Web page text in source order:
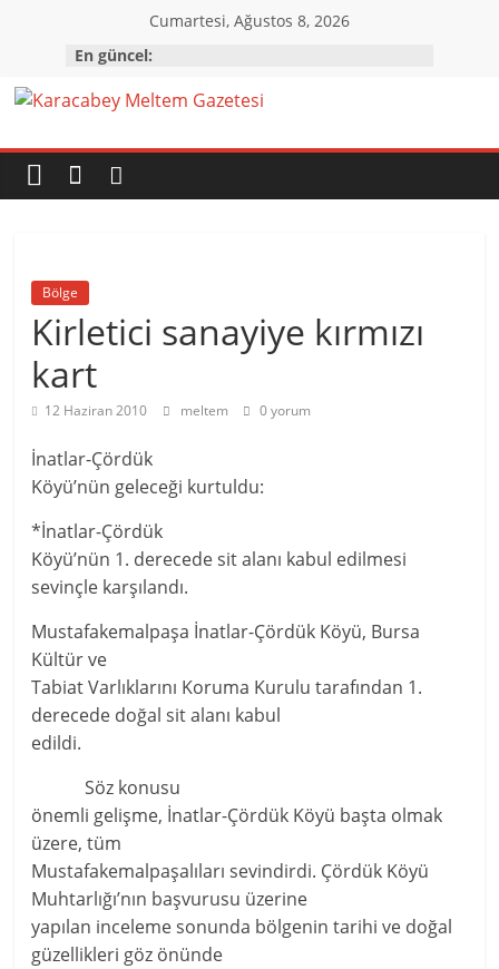
Cumartesi, Ağustos 8, 2026
En güncel:
Karacabey
Meltem
Karacabey'in
gözü,
kulağı,
dili…
Bölge
Kirletici sanayiye kırmızı
kart
12 Haziran 2010 meltem 0 yorum
İnatlar-Çördük
Köyü’nün geleceği kurtuldu:
*İnatlar-Çördük
Köyü’nün 1. derecede sit alanı kabul edilmesi
sevinçle karşılandı.
Mustafakemalpaşa İnatlar-Çördük Köyü, Bursa
Kültür ve
Tabiat Varlıklarını Koruma Kurulu tarafından 1.
derecede doğal sit alanı kabul
edildi.
Söz konusu
önemli gelişme, İnatlar-Çördük Köyü başta olmak
üzere, tüm
Mustafakemalpaşalıları sevindirdi. Çördük Köyü
Muhtarlığı’nın başvurusu üzerine
yapılan inceleme sonunda bölgenin tarihi ve doğal
güzellikleri göz önünde